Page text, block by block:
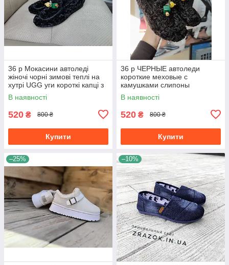
36 р Мокасини автоледі
жіночі чорні зимові теплі на
хутрі UGG уги короткі капці з
камінчиками
В наявності
520 ₴ 800 ₴
Купити
36 р ЧЕРНЫЕ автоледи
короткие меховые с
камушками слипоны
мокасины зимние угги
autoledy BLACK
В наявності
520 ₴ 800 ₴
Купити
–25% –10%